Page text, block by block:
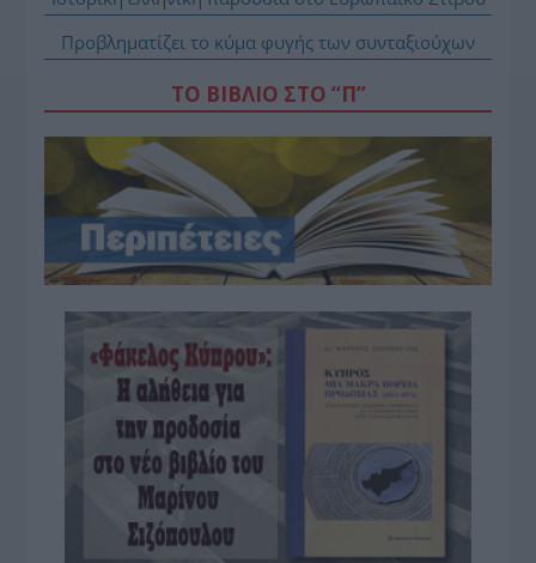
Προβληματίζει το κύμα φυγής των συνταξιούχων
ΤΟ ΒΙΒΛΙΟ ΣΤΟ “Π”